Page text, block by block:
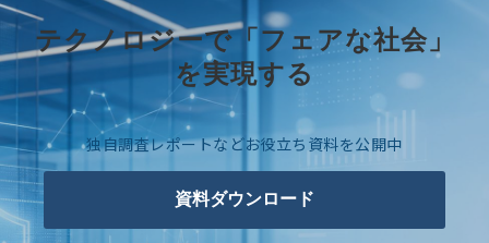
テクノロジーで「フェアな社会」
を実現する
独自調査レポートなどお役立ち資料を公開中
資料ダウンロード